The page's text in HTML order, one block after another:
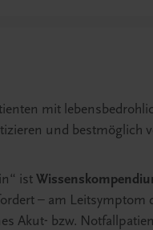
mit
und bestmöglich
ist
– am Leitsymptom
Akut- bzw.